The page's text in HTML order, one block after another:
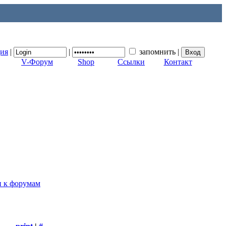
| | запомнить |
V-Форум Shop Ссылки Контакт
к форумам